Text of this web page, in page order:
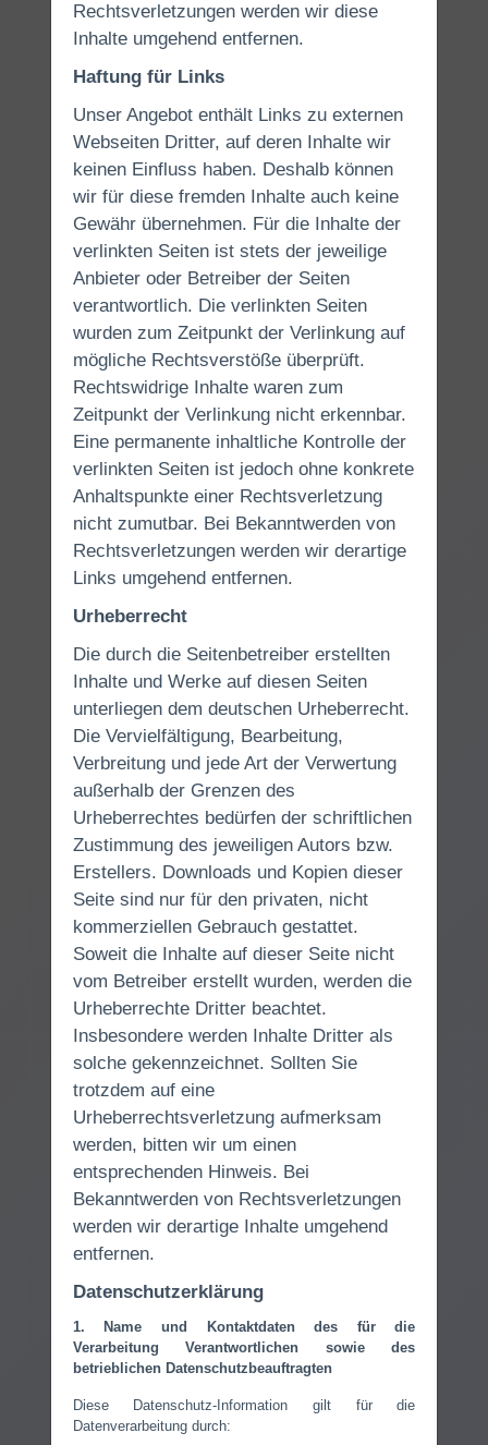
Rechtsverletzungen werden wir diese
Inhalte umgehend entfernen.
Haftung für Links
Unser Angebot enthält Links zu externen
Webseiten Dritter, auf deren Inhalte wir
keinen Einfluss haben. Deshalb können
wir für diese fremden Inhalte auch keine
Gewähr übernehmen. Für die Inhalte der
verlinkten Seiten ist stets der jeweilige
Anbieter oder Betreiber der Seiten
verantwortlich. Die verlinkten Seiten
wurden zum Zeitpunkt der Verlinkung auf
mögliche Rechtsverstöße überprüft.
Rechtswidrige Inhalte waren zum
Zeitpunkt der Verlinkung nicht erkennbar.
Eine permanente inhaltliche Kontrolle der
verlinkten Seiten ist jedoch ohne konkrete
Anhaltspunkte einer Rechtsverletzung
nicht zumutbar. Bei Bekanntwerden von
Rechtsverletzungen werden wir derartige
Links umgehend entfernen.
Urheberrecht
Die durch die Seitenbetreiber erstellten
Inhalte und Werke auf diesen Seiten
unterliegen dem deutschen Urheberrecht.
Die Vervielfältigung, Bearbeitung,
Verbreitung und jede Art der Verwertung
außerhalb der Grenzen des
Urheberrechtes bedürfen der schriftlichen
Zustimmung des jeweiligen Autors bzw.
Erstellers. Downloads und Kopien dieser
Seite sind nur für den privaten, nicht
kommerziellen Gebrauch gestattet.
Soweit die Inhalte auf dieser Seite nicht
vom Betreiber erstellt wurden, werden die
Urheberrechte Dritter beachtet.
Insbesondere werden Inhalte Dritter als
solche gekennzeichnet. Sollten Sie
trotzdem auf eine
Urheberrechtsverletzung aufmerksam
werden, bitten wir um einen
entsprechenden Hinweis. Bei
Bekanntwerden von Rechtsverletzungen
werden wir derartige Inhalte umgehend
entfernen.
Datenschutzerklärung
1. Name und Kontaktdaten des für die
Verarbeitung Verantwortlichen sowie des
betrieblichen Datenschutzbeauftragten
Diese Datenschutz-Information gilt für die
Datenverarbeitung durch: